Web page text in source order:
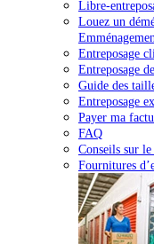
Libre-
Louez un
Entreposage
Entreposage
Guide des
Entreposage
Payer ma
FAQ
Conseils sur
Fournitures